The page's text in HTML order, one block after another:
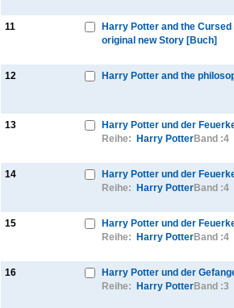
11
Harry Potter and the
original new Story [Buch]
12 Harry Potter and the
13
Harry Potter und der
Reihe:
Harry PotterBand :4
14
Harry Potter und der
Reihe:
Harry PotterBand :4
15
Harry Potter und der
Reihe:
Harry PotterBand :4
16
Harry Potter und der
Reihe:
Harry PotterBand :3